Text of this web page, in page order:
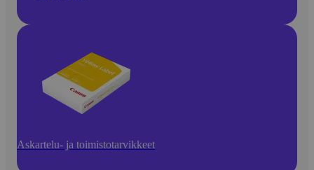
Askartelu- ja toimistotarvikkeet